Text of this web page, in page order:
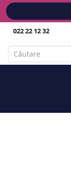
022 22 12 32